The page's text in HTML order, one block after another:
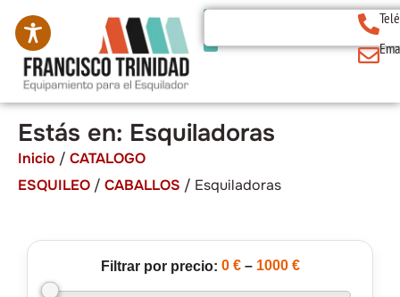
Estás en: Esquiladoras
Inicio / CATALOGO
ESQUILEO / CABALLOS / Esquiladoras
Filtrar por precio: 0 €– 1000 €